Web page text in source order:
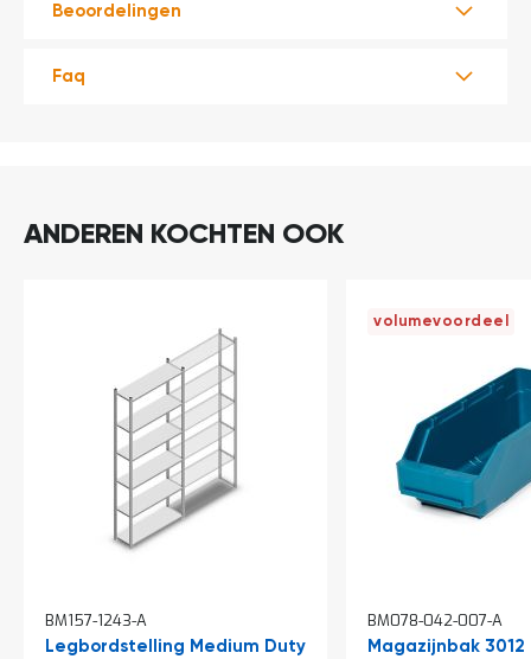
Beoordelingen
Faq
ANDEREN KOCHTEN OOK
BM157-1243-A
Legbordstelling Medium Duty
volumevoordeel
BM078-042-007-A
Magazijnbak 3012
winkelwagen